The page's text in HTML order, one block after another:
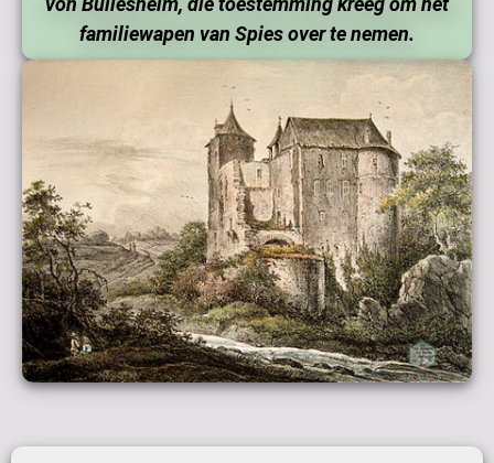
familiewapen van Spies over te nemen.